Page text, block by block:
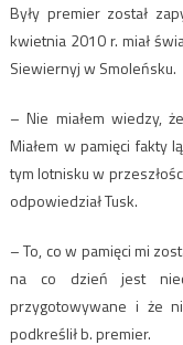
Były premier został
kwietnia 2010 r. miał
Siewiernyj w Smoleńsku.
– Nie miałem wiedzy,
Miałem w pamięci fakty
tym lotnisku w
odpowiedział Tusk.
– To, co w pamięci mi
na co dzień jest
przygotowywane i że
podkreślił b. premier.